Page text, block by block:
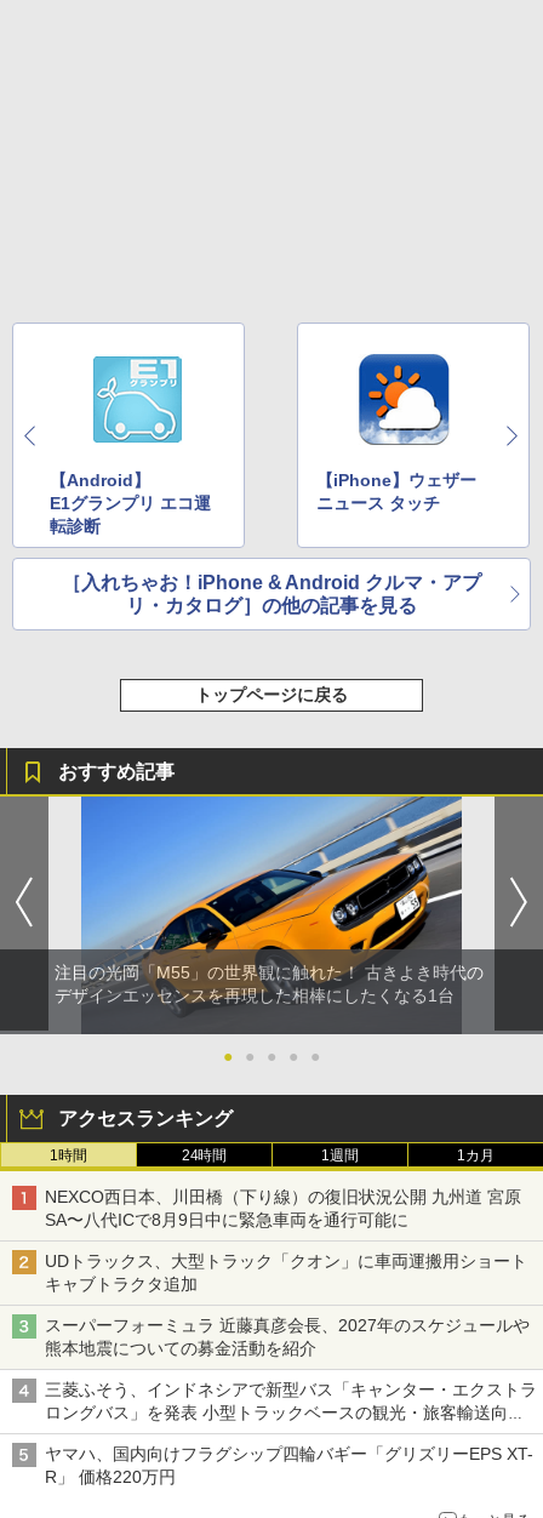
【Android】
E1グランプリ エコ運
転診断
【iPhone】ウェザー
ニュース タッチ
［入れちゃお！iPhone & Android クルマ・アプ
リ・カタログ］の他の記事を見る
トップページに戻る
おすすめ記事
注目の光岡「M55」の世界観に触れた！ 古きよき時代の
デザインエッセンスを再現した相棒にしたくなる1台
● ● ● ● ●
アクセスランキング
1時間 24時間 1週間 1カ月
NEXCO西日本、川田橋（下り線）の復旧状況公開 九州道 宮原
SA〜八代ICで8月9日中に緊急車両を通行可能に
UDトラックス、大型トラック「クオン」に車両運搬用ショート
キャブトラクタ追加
スーパーフォーミュラ 近藤真彦会長、2027年のスケジュールや
熊本地震についての募金活動を紹介
三菱ふそう、インドネシアで新型バス「キャンター・エクストラ
ロングバス」を発表 小型トラックベースの観光・旅客輸送向け
バス
ヤマハ、国内向けフラグシップ四輪バギー「グリズリーEPS XT-
R」 価格220万円